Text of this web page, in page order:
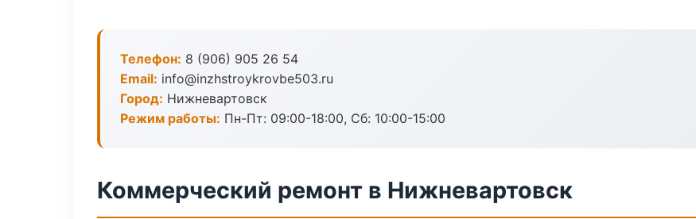
Телефон: 8 (906) 905 26 54
Email: info@inzhstroykrovbe503.ru
Город: Нижневартовск
Режим работы: Пн-Пт: 09:00-18:00, Сб: 10:00-15:00
Коммерческий ремонт в Нижневартовск